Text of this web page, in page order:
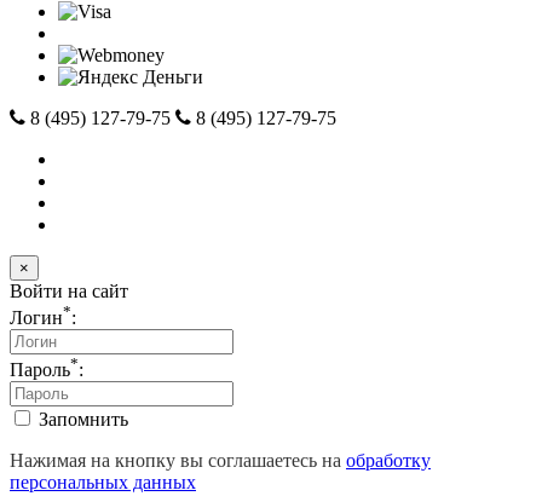
8 (495) 127-79-75 8 (495) 127-79-75
×
Войти на сайт
Логин*:
Пароль*:
Запомнить
Нажимая на кнопку вы соглашаетесь на обработку
персональных данных